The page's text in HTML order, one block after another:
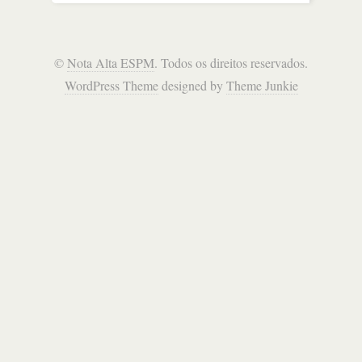
©Nota Alta ESPM. Todos os direitos reservados.
WordPress Themedesigned by Theme Junkie